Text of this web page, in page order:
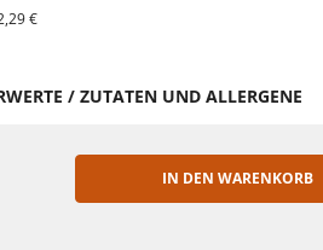
€
/ ZUTATEN UND ALLERGENE
IN DEN WARENKORB